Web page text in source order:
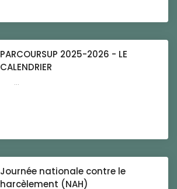
PARCOURSUP 2025-2026 - LE
CALENDRIER
...
Journée nationale contre le
harcèlement (NAH)